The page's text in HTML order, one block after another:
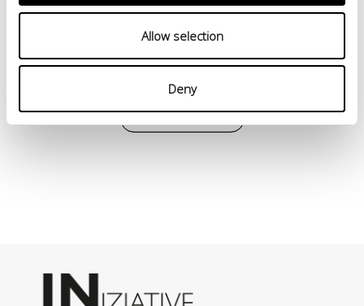
Allow selection
Deny
certificata.